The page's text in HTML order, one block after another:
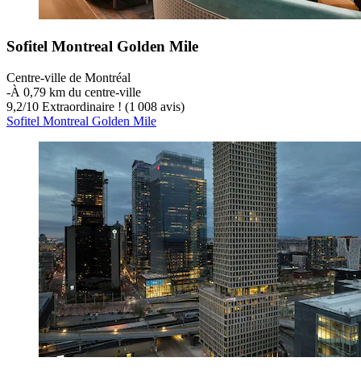
Sofitel Montreal Golden Mile
Centre-ville de Montréal
‐À 0,79 km du centre-ville
9,2/10 Extraordinaire ! (1 008 avis)
Sofitel Montreal Golden Mile